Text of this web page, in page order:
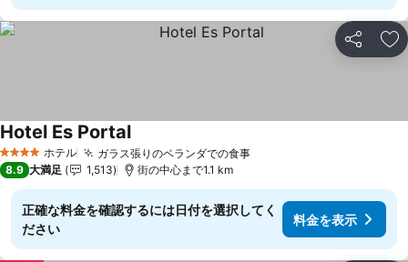
シェア お
4 ホテルのランク
ホテル ガラス張りのベランダでの食事
Hotel Es Portal
8.9 大満足 1,513 街の中心まで1.1 km
正確な料金を確認するには日付を選択してく
ださい
料金を表示